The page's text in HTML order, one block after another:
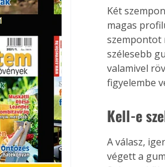
Két
magas
szempontot
szélesebb
valamivel
figyelembe
Kell-e
A válasz,
végett a